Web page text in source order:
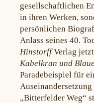
gesellschaftlichen
in ihren Werken,
persönlichen
Anlass seines 40.
HinstorffVerlag
Kabelkran und
Paradebeispiel für
„Bitterfelder Weg“